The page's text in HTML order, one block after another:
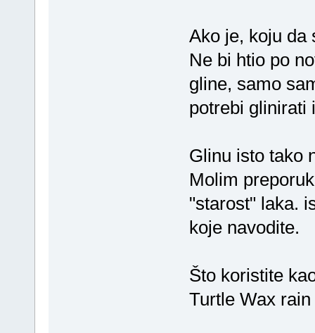
Ako je, koju da
Ne bi htio po
gline, samo
potrebi glinirati
Glinu isto tako
Molim
"starost" laka.
koje navodite.
Što koristite
Turtle Wax